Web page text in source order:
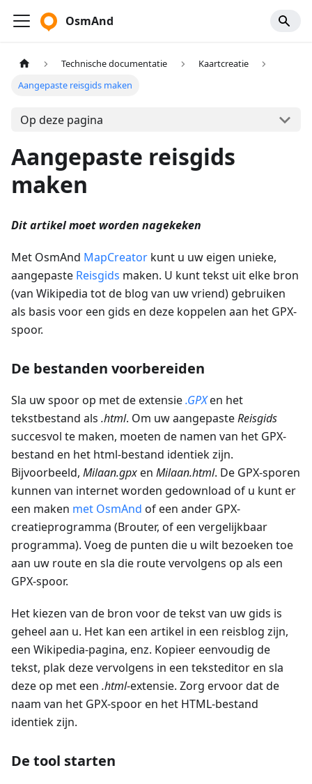
OsmAnd
Technische documentatie
Kaartcreatie
Aangepaste reisgids maken
Op deze pagina
Aangepaste reisgids
maken
Dit artikel moet worden nagekeken
Met OsmAnd MapCreator kunt u uw eigen unieke,
aangepaste Reisgids maken. U kunt tekst uit elke bron
(van Wikipedia tot de blog van uw vriend) gebruiken
als basis voor een gids en deze koppelen aan het GPX-
spoor.
De bestanden voorbereiden
Sla uw spoor op met de extensie.GPXen het
tekstbestand als .html. Om uw aangepasteReisgids
succesvol te maken, moeten de namen van het GPX-
bestand en het html-bestand identiek zijn.
Bijvoorbeeld, Milaan.gpxen Milaan.html. De GPX-sporen
kunnen van internet worden gedownload of u kunt er
een maken met OsmAnd of een ander GPX-
creatieprogramma (Brouter, of een vergelijkbaar
programma). Voeg de punten die u wilt bezoeken toe
aan uw route en sla die route vervolgens op als een
GPX-spoor.
Het kiezen van de bron voor de tekst van uw gids is
geheel aan u. Het kan een artikel in een reisblog zijn,
een Wikipedia-pagina, enz. Kopieer eenvoudig de
tekst, plak deze vervolgens in een teksteditor en sla
deze op met een .html-extensie. Zorg ervoor dat de
naam van het GPX-spoor en het HTML-bestand
identiek zijn.
De tool starten